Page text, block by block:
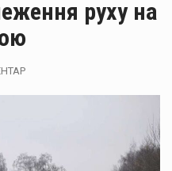
руху на